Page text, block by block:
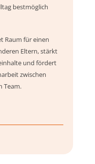
bestmöglich
Raum für einen
Eltern, stärkt
und fördert
zwischen
Team.